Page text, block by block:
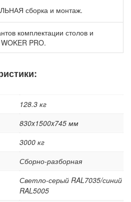
Gresson
и фильтрации
диагностические /
ESD
подвесы и крюки
деталей
сборка и монтаж.
комплектации столов и
PRO.
128.3 кг
830x1500x745 мм
3000 кг
Сборно-разборная
Светло-серый RAL7035/синий
RAL5005